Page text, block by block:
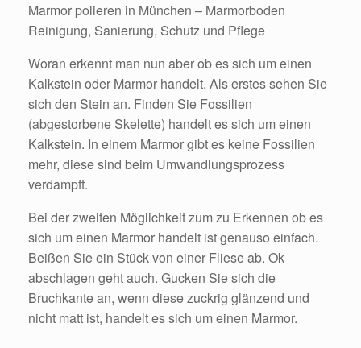
Marmor polieren in München – Marmorboden
Reinigung, Sanierung, Schutz und Pflege
Woran erkennt man nun aber ob es sich um einen
Kalkstein oder Marmor handelt. Als erstes sehen Sie
sich den Stein an. Finden Sie Fossilien
(abgestorbene Skelette) handelt es sich um einen
Kalkstein. In einem Marmor gibt es keine Fossilien
mehr, diese sind beim Umwandlungsprozess
verdampft.
Bei der zweiten Möglichkeit zum zu Erkennen ob es
sich um einen Marmor handelt ist genauso einfach.
Beißen Sie ein Stück von einer Fliese ab. Ok
abschlagen geht auch. Gucken Sie sich die
Bruchkante an, wenn diese zuckrig glänzend und
nicht matt ist, handelt es sich um einen Marmor.